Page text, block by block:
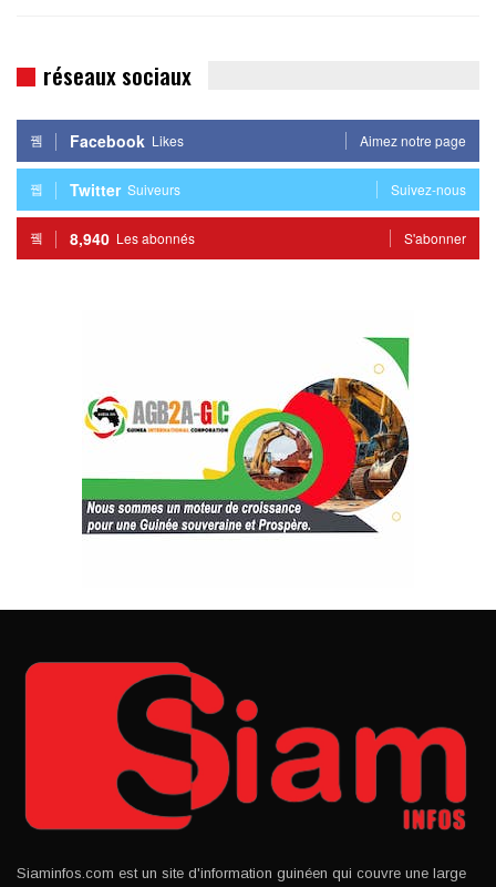
réseaux sociaux
Facebook Likes Aimez notre page
Twitter Suiveurs Suivez-nous
8,940 Les abonnés S'abonner
Siaminfos.com est un site d'information guinéen qui couvre une large